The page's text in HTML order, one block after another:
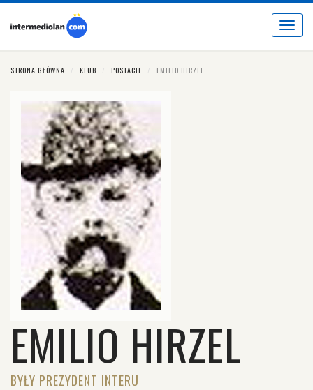
Toggle
STRONA GŁÓWNA KLUB POSTACIE EMILIO HIRZEL
EMILIO HIRZEL
BYŁY PREZYDENT INTERU